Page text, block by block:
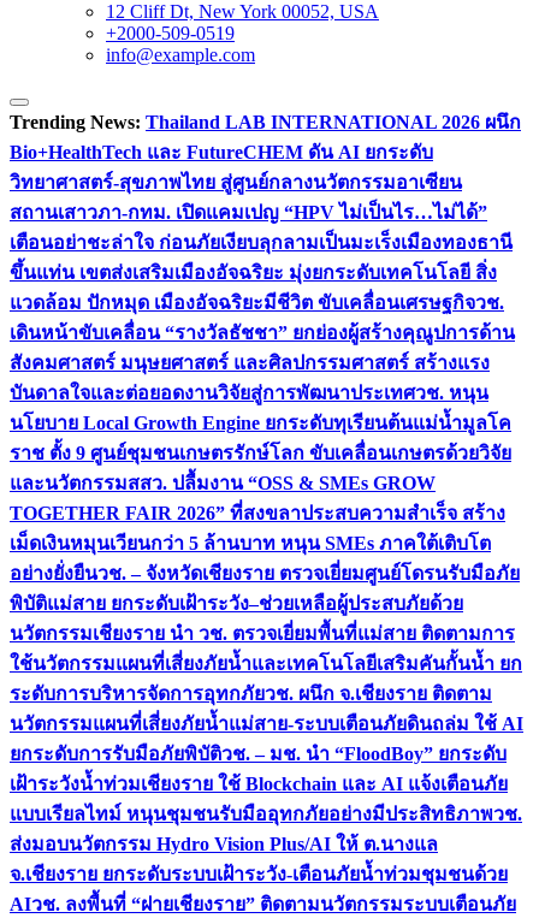
12 Cliff Dt, New York 00052, USA
+2000-509-0519
info@example.com
Trending News: Thailand LAB INTERNATIONAL 2026 ผนึก
Bio+HealthTech และ FutureCHEM ดัน AI ยกระดับ
วิทยาศาสตร์-สุขภาพไทย สู่ศูนย์กลางนวัตกรรมอาเซียน
สถานเสาวภา-กทม. เปิดแคมเปญ “HPV ไม่เป็นไร…ไม่ได้”
เตือนอย่าชะล่าใจ ก่อนภัยเงียบลุกลามเป็นมะเร็งเมืองทองธานี
ขึ้นแท่น เขตส่งเสริมเมืองอัจฉริยะ มุ่งยกระดับเทคโนโลยี สิ่ง
แวดล้อม ปักหมุด เมืองอัจฉริยะมีชีวิต ขับเคลื่อนเศรษฐกิจวช.
เดินหน้าขับเคลื่อน “รางวัลธัชชา” ยกย่องผู้สร้างคุณูปการด้าน
สังคมศาสตร์ มนุษยศาสตร์ และศิลปกรรมศาสตร์ สร้างแรง
บันดาลใจและต่อยอดงานวิจัยสู่การพัฒนาประเทศวช. หนุน
นโยบาย Local Growth Engine ยกระดับทุเรียนต้นแม่น้ำมูลโค
ราช ตั้ง 9 ศูนย์ชุมชนเกษตรรักษ์โลก ขับเคลื่อนเกษตรด้วยวิจัย
และนวัตกรรมสสว. ปลื้มงาน “OSS & SMEs GROW
TOGETHER FAIR 2026” ที่สงขลาประสบความสำเร็จ สร้าง
เม็ดเงินหมุนเวียนกว่า 5 ล้านบาท หนุน SMEs ภาคใต้เติบโต
อย่างยั่งยืนวช. – จังหวัดเชียงราย ตรวจเยี่ยมศูนย์โดรนรับมือภัย
พิบัติแม่สาย ยกระดับเฝ้าระวัง–ช่วยเหลือผู้ประสบภัยด้วย
นวัตกรรมเชียงราย นำ วช. ตรวจเยี่ยมพื้นที่แม่สาย ติดตามการ
ใช้นวัตกรรมแผนที่เสี่ยงภัยน้ำและเทคโนโลยีเสริมคันกั้นน้ำ ยก
ระดับการบริหารจัดการอุทกภัยวช. ผนึก จ.เชียงราย ติดตาม
นวัตกรรมแผนที่เสี่ยงภัยน้ำแม่สาย-ระบบเตือนภัยดินถล่ม ใช้ AI
ยกระดับการรับมือภัยพิบัติวช. – มช. นำ “FloodBoy” ยกระดับ
เฝ้าระวังน้ำท่วมเชียงราย ใช้ Blockchain และ AI แจ้งเตือนภัย
แบบเรียลไทม์ หนุนชุมชนรับมืออุทกภัยอย่างมีประสิทธิภาพวช.
ส่งมอบนวัตกรรม Hydro Vision Plus/AI ให้ ต.นางแล
จ.เชียงราย ยกระดับระบบเฝ้าระวัง-เตือนภัยน้ำท่วมชุมชนด้วย
AIวช. ลงพื้นที่ “ฝายเชียงราย” ติดตามนวัตกรรมระบบเตือนภัย